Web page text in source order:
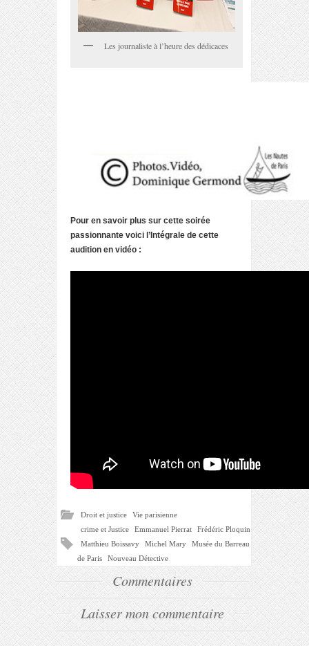
Les journaliste à l’heure des dédicaces
Pour en savoir plus sur cette soirée
passionnante voici l’Intégrale de cette
audition en vidéo :
Droit et justice
Vie parisienne
crime et Justice
Emmanuel Pierrat
Frédéric Ploquin
Matthieu Boissavy
Michel Mary
Musée du Barreau
de Paris
Nouveau Détective
Commentaires
Laisser mon commentaire